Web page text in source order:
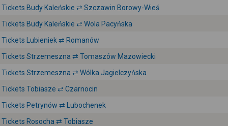
Tickets Budy Kaleńskie ⇄ Szczawin Borowy-Wieś
Tickets Budy Kaleńskie ⇄ Wola Pacyńska
Tickets Lubieniek ⇄ Romanów
Tickets Strzemeszna ⇄ Tomaszów Mazowiecki
Tickets Strzemeszna ⇄ Wólka Jagielczyńska
Tickets Tobiasze ⇄ Czarnocin
Tickets Petrynów ⇄ Lubochenek
Tickets Rosocha ⇄ Tobiasze